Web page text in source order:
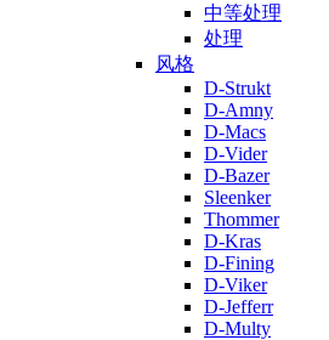
中等处理
处理
风格
D-Strukt
D-Amny
D-Macs
D-Vider
D-Bazer
Sleenker
Thommer
D-Kras
D-Fining
D-Viker
D-Jefferr
D-Multy